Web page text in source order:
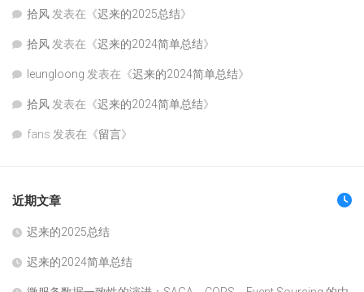
拾风 发表在《迟来的2025总结》
拾风 发表在《迟来的2024简单总结》
leungloong 发表在《迟来的2024简单总结》
拾风 发表在《迟来的2024简单总结》
fans 发表在《留言》
近期文章
迟来的2025总结
迟来的2024简单总结